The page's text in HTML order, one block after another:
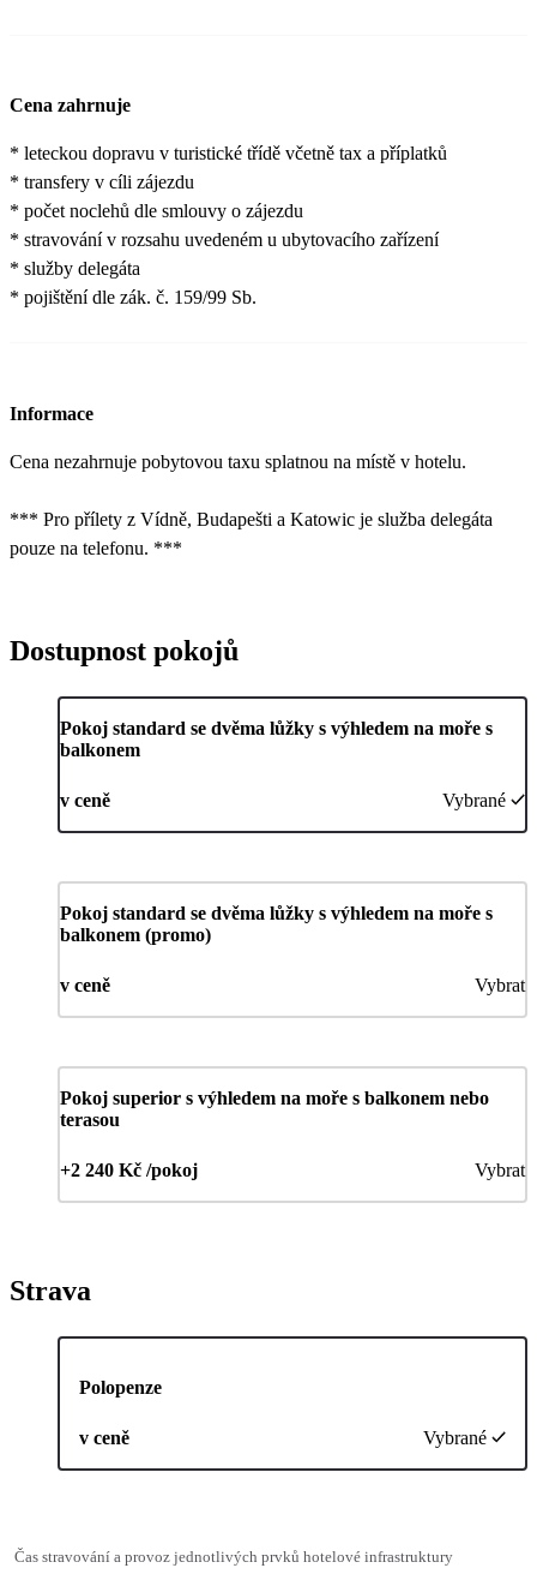
Cena zahrnuje
* leteckou dopravu v turistické třídě včetně tax a příplatků
* transfery v cíli zájezdu
* počet noclehů dle smlouvy o zájezdu
* stravování v rozsahu uvedeném u ubytovacího zařízení
* služby delegáta
* pojištění dle zák. č. 159/99 Sb.
Informace
Cena nezahrnuje pobytovou taxu splatnou na místě v hotelu.
*** Pro přílety z Vídně, Budapešti a Katowic je služba delegáta
pouze na telefonu. ***
Dostupnost pokojů
Pokoj standard se dvěma lůžky s výhledem na moře s
balkonem
v ceně Vybrané
Pokoj standard se dvěma lůžky s výhledem na moře s
balkonem (promo)
v ceně Vybrat
Pokoj superior s výhledem na moře s balkonem nebo
terasou
+2 240 Kč /pokoj Vybrat
Strava
Polopenze
v ceně Vybrané
Čas stravování a provoz jednotlivých prvků hotelové infrastruktury